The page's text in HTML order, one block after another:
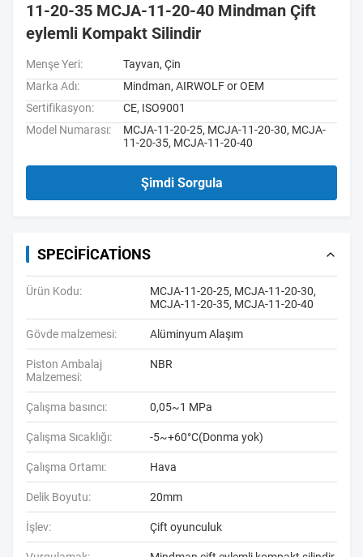
11-20-35 MCJA-11-20-40 Mindman Çift
eylemli Kompakt Silindir
Menşe Yeri:
Tayvan, Çin
Marka Adı:
Mindman, AIRWOLF or OEM
Sertifikasyon:
CE, ISO9001
Model Numarası:
MCJA-11-20-25, MCJA-11-20-30, MCJA-
11-20-35, MCJA-11-20-40
Şimdi Sorgula
SPECIFICATIONS
Ürün Kodu:
MCJA-11-20-25, MCJA-11-20-30,
MCJA-11-20-35, MCJA-11-20-40
Gövde malzemesi: Alüminyum Alaşım
Piston Ambalaj
Malzemesi:
NBR
Çalışma basıncı: 0,05~1 MPa
Çalışma Sıcaklığı: -5~+60°C(Donma yok)
Çalışma Ortamı: Hava
Delik Boyutu: 20mm
İşlev: Çift oyunculuk